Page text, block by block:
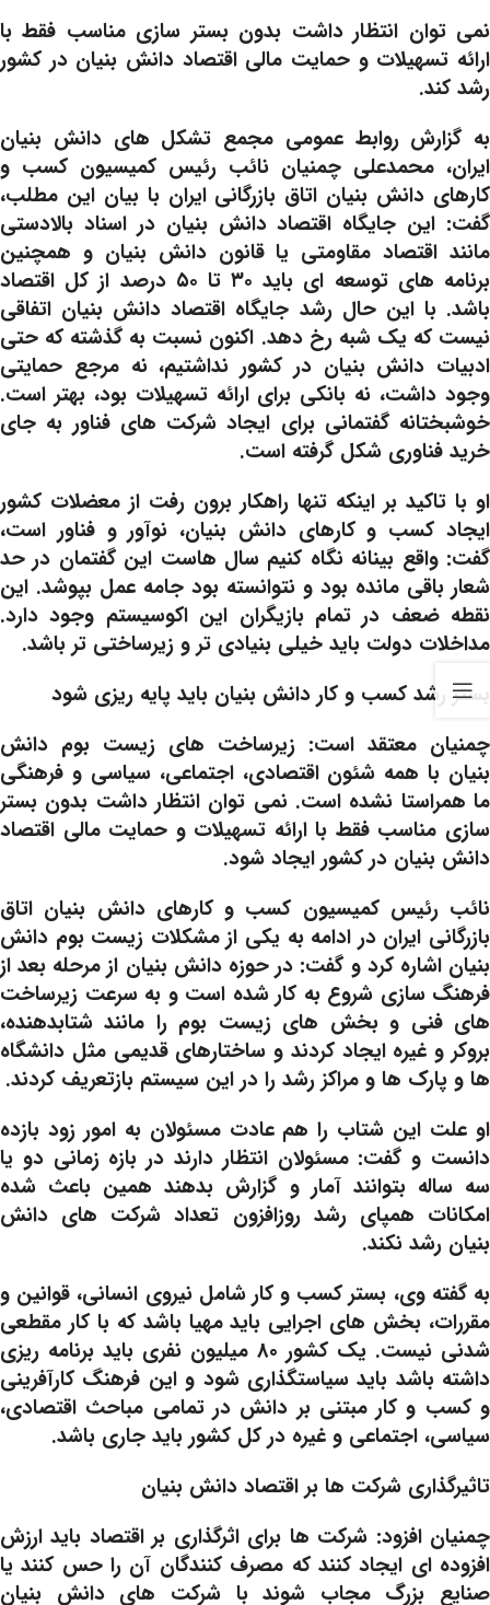
نمی توان انتظار داشت بدون بستر سازی مناسب فقط با
ارائه تسهیلات و حمایت مالی اقتصاد دانش بنیان در کشور
رشد کند.
به گزارش روابط عمومی مجمع تشکل های دانش بنیان
ایران، محمدعلی چمنیان نائب رئیس کمیسیون کسب و
کارهای دانش بنیان اتاق بازرگانی ایران با بیان این مطلب،
گفت: این جایگاه اقتصاد دانش بنیان در اسناد بالادستی
مانند اقتصاد مقاومتی یا قانون دانش بنیان و همچنین
برنامه های توسعه ای باید ۳۰ تا ۵۰ درصد از کل اقتصاد
باشد. با این حال رشد جایگاه اقتصاد دانش بنیان اتفاقی
نیست که یک شبه رخ دهد. اکنون نسبت به گذشته که حتی
ادبیات دانش بنیان در کشور نداشتیم، نه مرجع حمایتی
وجود داشت، نه بانکی برای ارائه تسهیلات بود، بهتر است.
خوشبختانه گفتمانی برای ایجاد شرکت های فناور به جای
خرید فناوری شکل گرفته است.
او با تاکید بر اینکه تنها راهکار برون رفت از معضلات کشور
ایجاد کسب و کارهای دانش بنیان، نوآور و فناور است،
گفت: واقع بینانه نگاه کنیم سال هاست این گفتمان در حد
شعار باقی مانده بود و نتوانسته بود جامه عمل بپوشد. این
نقطه ضعف در تمام بازیگران این اکوسیستم وجود دارد.
مداخلات دولت باید خیلی بنیادی تر و زیرساختی تر باشد.
بستر رشد کسب و کار دانش بنیان باید پایه ریزی شود
چمنیان معتقد است: زیرساخت های زیست بوم دانش
بنیان با همه شئون اقتصادی، اجتماعی، سیاسی و فرهنگی
ما همراستا نشده است. نمی توان انتظار داشت بدون بستر
سازی مناسب فقط با ارائه تسهیلات و حمایت مالی اقتصاد
دانش بنیان در کشور ایجاد شود.
نائب رئیس کمیسیون کسب و کارهای دانش بنیان اتاق
بازرگانی ایران در ادامه به یکی از مشکلات زیست بوم دانش
بنیان اشاره کرد و گفت: در حوزه دانش بنیان از مرحله بعد از
فرهنگ سازی شروع به کار شده است و به سرعت زیرساخت
های فنی و بخش های زیست بوم را مانند شتابدهنده،
بروکر و غیره ایجاد کردند و ساختارهای قدیمی مثل دانشگاه
ها و پارک ها و مراکز رشد را در این سیستم بازتعریف کردند.
او علت این شتاب را هم عادت مسئولان به امور زود بازده
دانست و گفت: مسئولان انتظار دارند در بازه زمانی دو یا
سه ساله بتوانند آمار و گزارش بدهند همین باعث شده
امکانات همپای رشد روزافزون تعداد شرکت های دانش
بنیان رشد نکند.
به گفته وی، بستر کسب و کار شامل نیروی انسانی، قوانین و
مقررات، بخش های اجرایی باید مهیا باشد که با کار مقطعی
شدنی نیست. یک کشور 80 میلیون نفری باید برنامه ریزی
داشته باشد باید سیاستگذاری شود و این فرهنگ کارآفرینی
و کسب و کار مبتنی بر دانش در تمامی مباحث اقتصادی،
سیاسی، اجتماعی و غیره در کل کشور باید جاری باشد.
تاثیرگذاری شرکت ها بر اقتصاد دانش بنیان
چمنیان افزود: شرکت ها برای اثرگذاری بر اقتصاد باید ارزش
افزوده ای ایجاد کنند که مصرف کنندگان آن را حس کنند یا
صنایع بزرگ مجاب شوند با شرکت های دانش بنیان